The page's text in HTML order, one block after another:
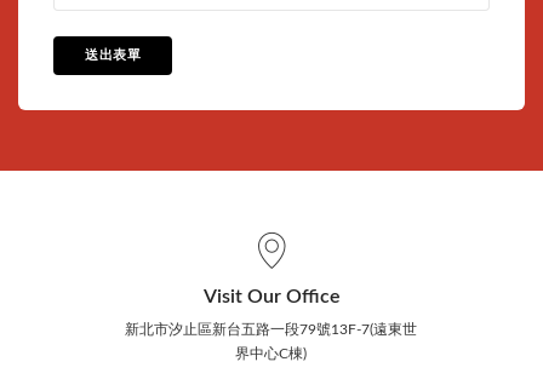
送出表單
Visit Our Office
新北市汐止區新台五路一段79號13F-7(遠東世
界中心C棟)